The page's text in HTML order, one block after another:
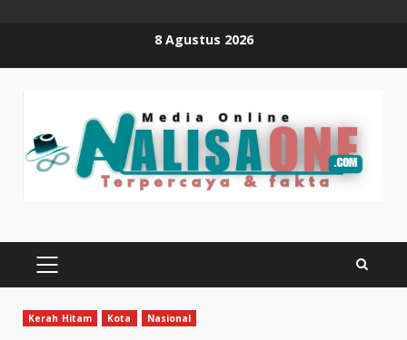
8 Agustus 2026
PRIMARY
Kerah Hitam Kota Nasional